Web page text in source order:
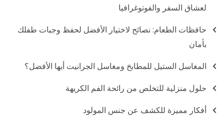
لعشاق السفر والفوتوغرافيا
حافظات الطعام: نصائح لاختيار الأفضل لحفظ وجبات طفلك
بأمان
المغاسل الستيل للمطابخ ومغاسل الجرانيت أيها الأفضل؟
حلول منزلية للتخلص من رائحة الفم الكريهة
أفكار مميزة للكشف عن جنس المولود